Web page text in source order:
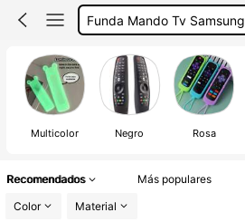
Funda Mando Samsung Tv
Funda Mandos Tv
Multicolor Negro Rosa
Recomendados Más populares
Color
Material